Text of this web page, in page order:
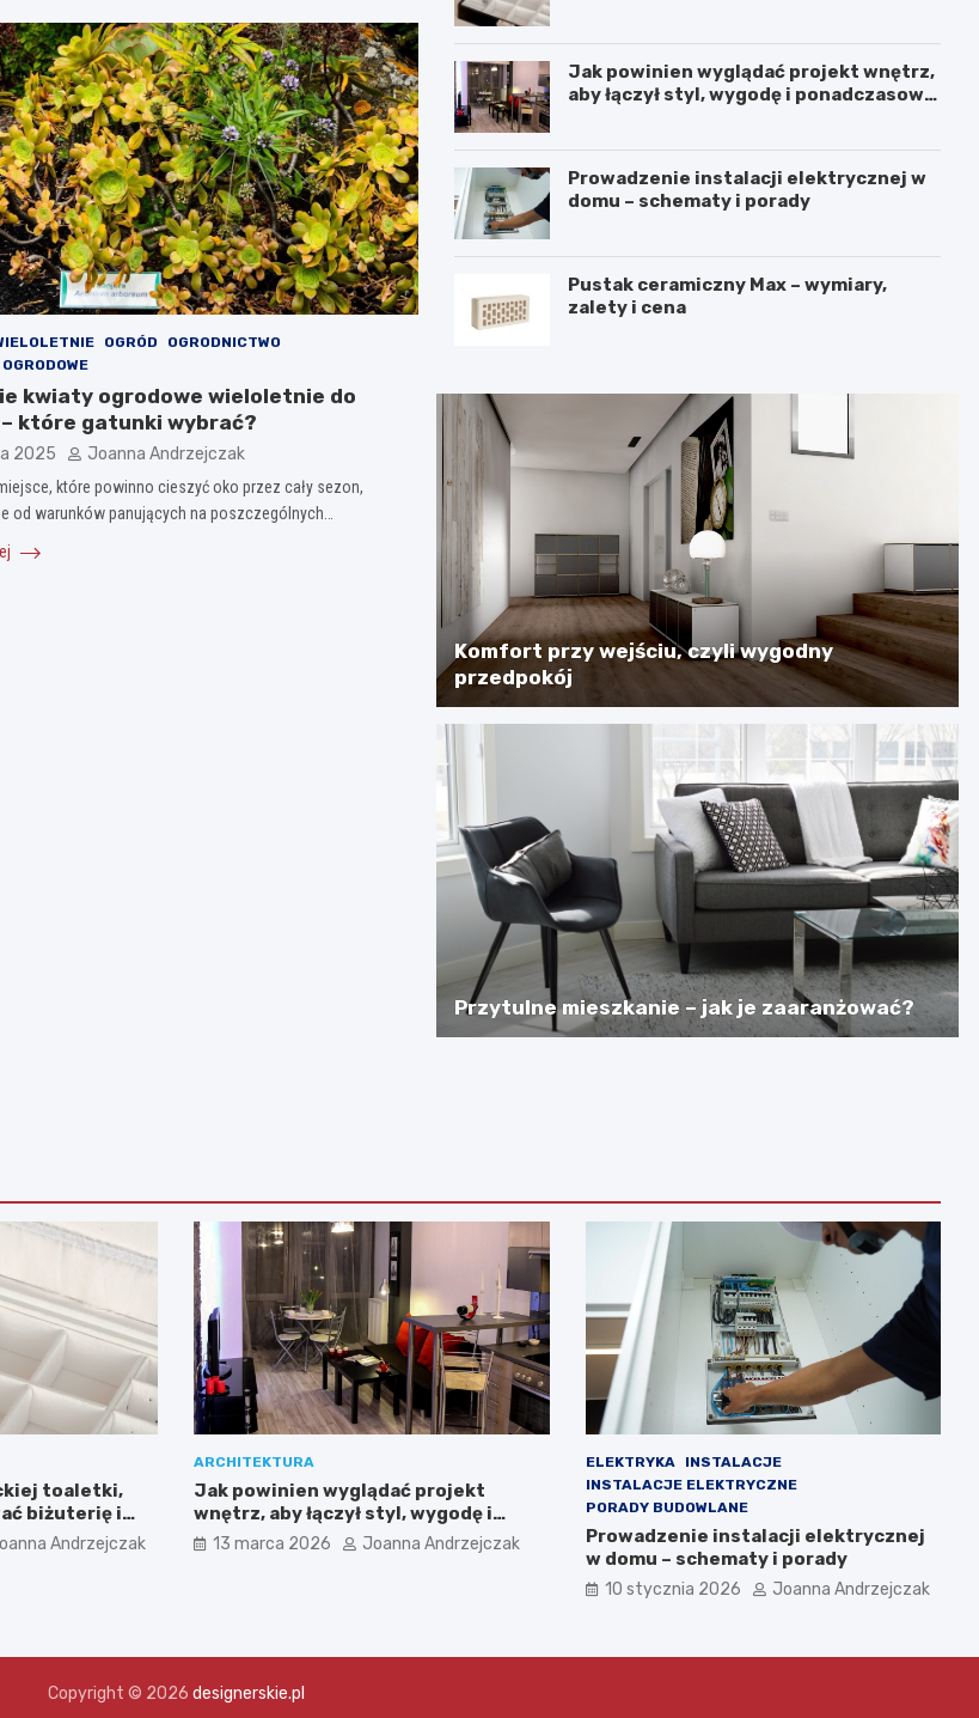
OGRÓD
OGRODNICTWO
kwiaty ogrodowe wieloletnie do
które gatunki wybrać?
2025 Joanna Andrzejczak
które powinno cieszyć oko przez cały sezon,
od warunków panujących na poszczególnych…
Jak powinien wyglądać projekt wnętrz,
aby łączył styl, wygodę i ponadczasową
Prowadzenie instalacji elektrycznej w
domu – schematy i porady
Pustak ceramiczny Max – wymiary,
zalety i cena
Komfort przy wejściu, czyli wygodny
przedpokój
Przytulne mieszkanie – jak je zaaranżować?
toaletki,
biżuterię i
Andrzejczak
ARCHITEKTURA
Jak powinien wyglądać projekt
wnętrz, aby łączył styl, wygodę i
ponadczasową harmonię?
13 marca 2026 Joanna Andrzejczak
ELEKTRYKA
INSTALACJE
INSTALACJE ELEKTRYCZNE
PORADY BUDOWLANE
Prowadzenie instalacji elektrycznej
w domu – schematy i porady
10 stycznia 2026 Joanna Andrzejczak
Copyright © 2026 designerskie.pl